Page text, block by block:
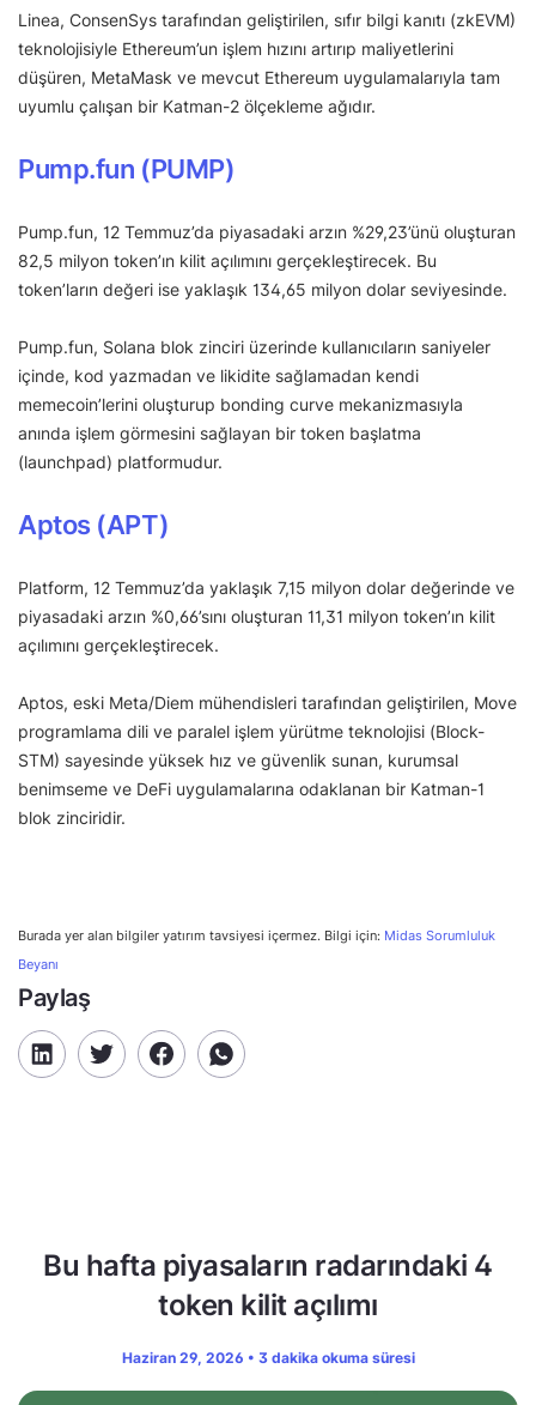
Linea, ConsenSys tarafından geliştirilen, sıfır bilgi kanıtı (zkEVM)
teknolojisiyle Ethereum’un işlem hızını artırıp maliyetlerini
düşüren, MetaMask ve mevcut Ethereum uygulamalarıyla tam
uyumlu çalışan bir Katman-2 ölçekleme ağıdır.
Pump.fun (PUMP)
Pump.fun, 12 Temmuz’da piyasadaki arzın %29,23’ünü oluşturan
82,5 milyon token’ın kilit açılımını gerçekleştirecek. Bu
token’ların değeri ise yaklaşık 134,65 milyon dolar seviyesinde.
Pump.fun, Solana blok zinciri üzerinde kullanıcıların saniyeler
içinde, kod yazmadan ve likidite sağlamadan kendi
memecoin’lerini oluşturup bonding curve mekanizmasıyla
anında işlem görmesini sağlayan bir token başlatma
(launchpad) platformudur.
Aptos (APT)
Platform, 12 Temmuz’da yaklaşık 7,15 milyon dolar değerinde ve
piyasadaki arzın %0,66’sını oluşturan 11,31 milyon token’ın kilit
açılımını gerçekleştirecek.
Aptos, eski Meta/Diem mühendisleri tarafından geliştirilen, Move
programlama dili ve paralel işlem yürütme teknolojisi (Block-
STM) sayesinde yüksek hız ve güvenlik sunan, kurumsal
benimseme ve DeFi uygulamalarına odaklanan bir Katman-1
blok zinciridir.
Burada yer alan bilgiler yatırım tavsiyesi içermez. Bilgi için: Midas Sorumluluk
Beyanı
Paylaş
Bu hafta piyasaların radarındaki 4
token kilit açılımı
Haziran 29, 2026 • 3 dakika okuma süresi